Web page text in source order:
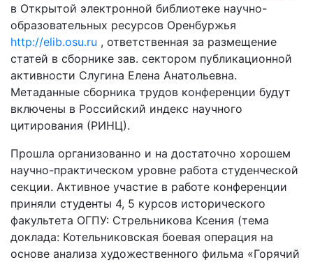
в Открытой электронной библиотеке научно-
образовательных ресурсов Оренбуржья
http://elib.osu.ru , ответственная за размещение
статей в сборнике зав. сектором публикационной
активности Слугина Елена Анатольевна.
Метаданные сборника трудов конференции будут
включены в Российский индекс научного
цитирования (РИНЦ).
Прошла организованно и на достаточно хорошем
научно-практическом уровне работа студенческой
секции. Активное участие в работе конференции
приняли студенты 4, 5 курсов исторического
факультета ОГПУ: Стрельникова Ксения (тема
доклада: Котельниковская боевая операция на
основе анализа художественного фильма «Горячий